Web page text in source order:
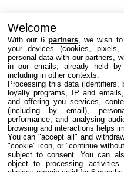
Welcome
With our 6partners, we wish to
your devices (cookies,
personal data with our partners,
in our emails, already held
including in other contexts.
Processing this data (identifiers,
loyalty programs, IP and
and offering you services,
(including by email),
performance, and analysing
browsing and interactions helps
You can "accept all" and
"cookie" icon, or "continue
subject to consent. You can
object to processing